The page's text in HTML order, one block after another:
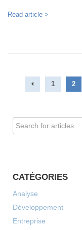
Read article >
1 2
CATÉGORIES
Analyse
Développement
Entreprise